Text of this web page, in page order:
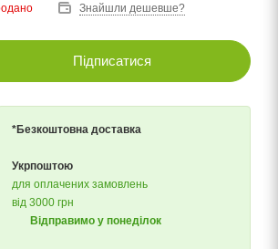
Знайшли дешевше?
Підписатися
*Безкоштовна доставка
Укрпоштою
для оплачених замовлень
від 3000 грн
Відправимо у понеділок